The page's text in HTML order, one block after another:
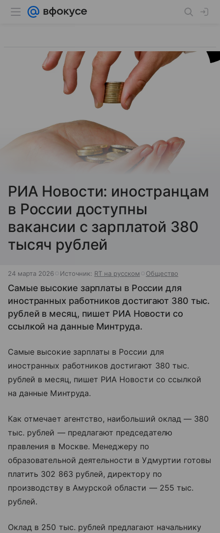
РИА Новости: иностранцам
в России доступны
вакансии с зарплатой 380
тысяч рублей
24 марта 2026 Источник: RT на русском Общество
Самые высокие зарплаты в России для
иностранных работников достигают 380 тыс.
рублей в месяц, пишет РИА Новости со
ссылкой на данные Минтруда.
Самые высокие зарплаты в России для
иностранных работников достигают 380 тыс.
рублей в месяц, пишет РИА Новости со ссылкой
на данные Минтруда.
Как отмечает агентство, наибольший оклад — 380
тыс. рублей — предлагают председателю
правления в Москве. Менеджеру по
образовательной деятельности в Удмуртии готовы
платить 302 863 рублей, директору по
производству в Амурской области — 255 тыс.
рублей.
Оклад в 250 тыс. рублей предлагают начальнику